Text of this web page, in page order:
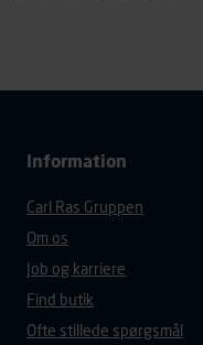
Information
Carl Ras Gruppen
Om os
Job og karriere
Find butik
Ofte stillede spørgsmål